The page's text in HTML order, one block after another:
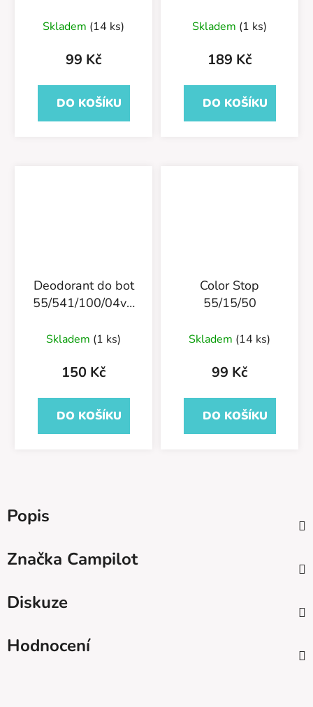
Skladem (14 ks)
99 Kč
DO KOŠÍKU
Skladem (1 ks)
189 Kč
DO KOŠÍKU
Deodorant do bot
55/541/100/04v1
Skladem (1 ks)
150 Kč
DO KOŠÍKU
Color Stop
55/15/50
Skladem (14 ks)
99 Kč
DO KOŠÍKU
Popis
Značka Campilot
Diskuze
Hodnocení